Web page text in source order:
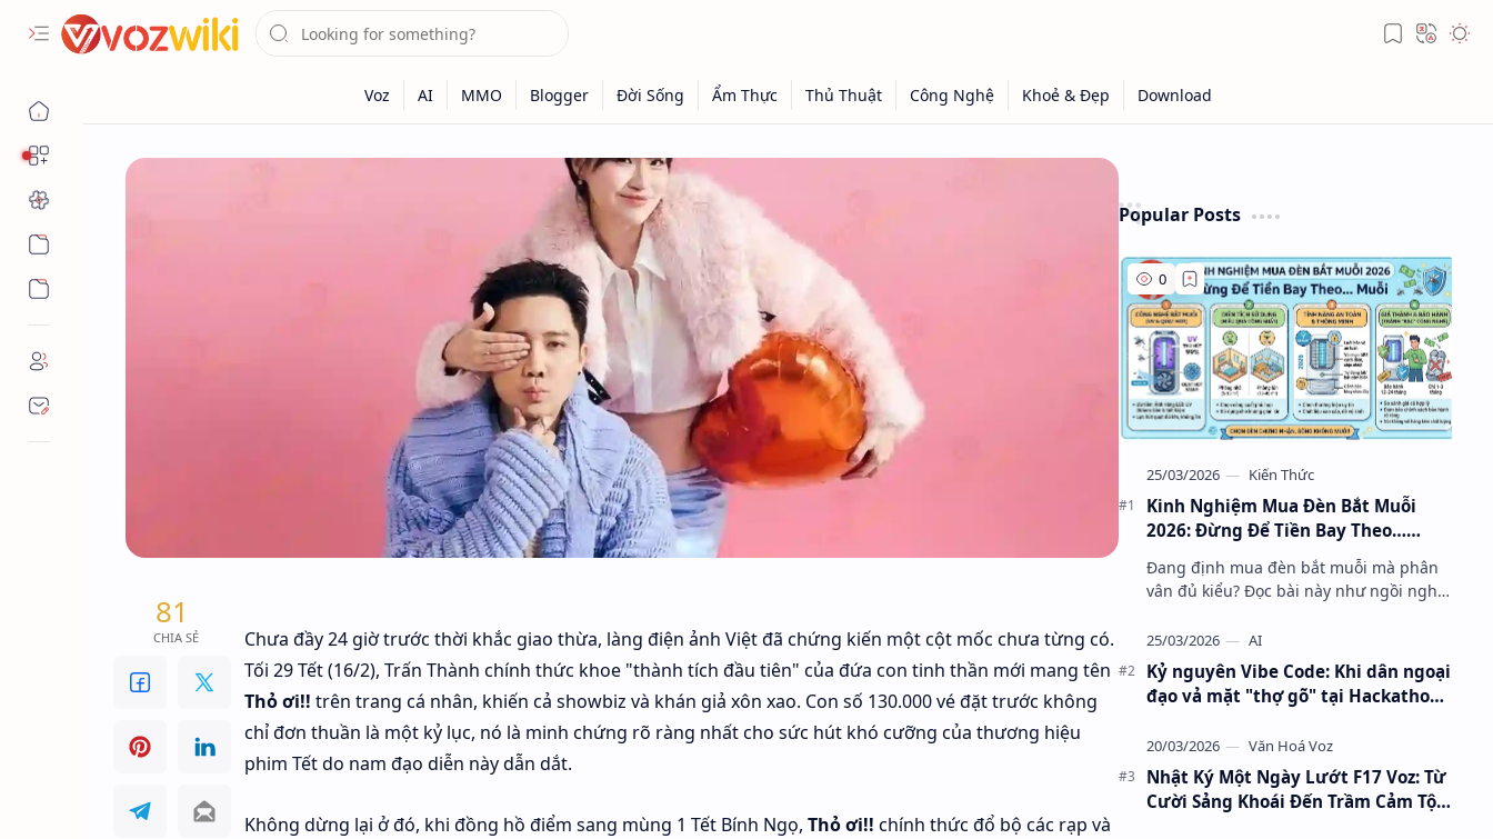
Trang chủ
Thỏ ơi!! lập kỷ lục 130.000 vé đặt trước: phim
Việt có số vé bán sớm cao nhất lịch sử
Thỏ ơi!! của Trấn Thành phá kỷ lục với 130.000 vé đặt trước, cao nhất lịch sử phim Việt. Doanh thu mùng 1 Tết đạt
25,5 tỷ, bỏ xa các đối thủ.
81
CHIA SẺ
Chưa đầy 24 giờ trước thời khắc giao thừa, làng điện ảnh Việt đã chứng kiến một cột mốc chưa từng có.
Tối 29 Tết (16/2), Trấn Thành chính thức khoe "thành tích đầu tiên" của đứa con tinh thần mới mang tên
Thỏ ơi!! trên trang cá nhân, khiến cả showbiz và khán giả xôn xao. Con số 130.000 vé đặt trước không
chỉ đơn thuần là một kỷ lục, nó là minh chứng rõ ràng nhất cho sức hút khó cưỡng của thương hiệu
phim Tết do nam đạo diễn này dẫn dắt.
Không dừng lại ở đó, khi đồng hồ điểm sang mùng 1 Tết Bính Ngọ, Thỏ ơi!! chính thức đổ bộ các rạp và
Popular Posts
Kiến Thức
Kinh Nghiệm Mua Đèn Bắt Muỗi
2026: Đừng Để Tiền Bay Theo…
Đang định mua đèn bắt muỗi mà phân
vân đủ kiểu? Đọc bài này như ngồi nghe
chuyện – tránh được kha khá tiền ng…
AI
Kỷ nguyên Vibe Code: Khi dân ngoại
đạo vả mặt "thợ gõ" tại Hackathon
Văn Hoá Voz
Nhật Ký Một Ngày Lướt F17 Voz: Từ
Cười Sảng Khoái Đến Trầm Cảm Tột